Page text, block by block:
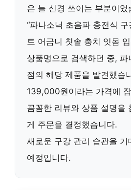
은 늘 신경 쓰이는 부분이었
“파나소닉 초음파 충전식
트 어금니 칫솔 충치 잇몸
상품명으로 검색하던 중, 파
점의 해당 제품을 발견했습
139,000원이라는 가격에
꼼꼼한 리뷰와 상품 설명을
게 주문을 결정했습니다.
새로운 구강 관리 습관을 기
예정입니다.